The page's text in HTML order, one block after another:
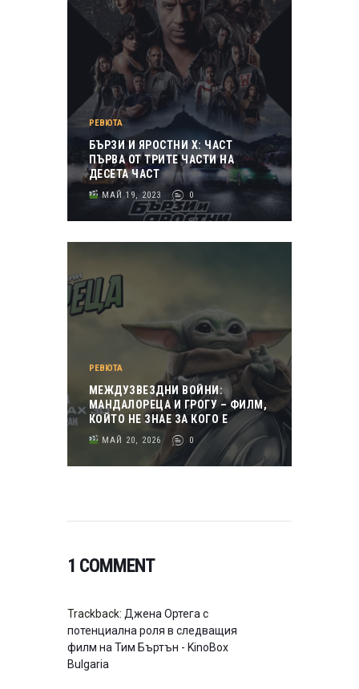
РЕВЮТА
БЪРЗИ И ЯРОСТНИ X: ЧАСТ
ПЪРВА ОТ ТРИТЕ ЧАСТИ НА
ДЕСЕТА ЧАСТ
МАЙ 19, 2023 0
РЕВЮТА
МЕЖДУЗВЕЗДНИ ВОЙНИ:
МАНДАЛОРЕЦА И ГРОГУ – ФИЛМ,
КОЙТО НЕ ЗНАЕ ЗА КОГО Е
МАЙ 20, 2026 0
1 COMMENT
Trackback: Джена Ортега с
потенциална роля в следващия
филм на Тим Бъртън - KinoBox
Bulgaria